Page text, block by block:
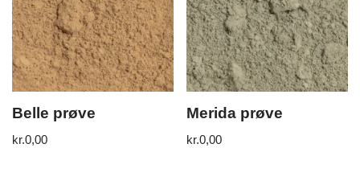
Belle prøve
kr.0,00
Merida prøve
kr.0,00